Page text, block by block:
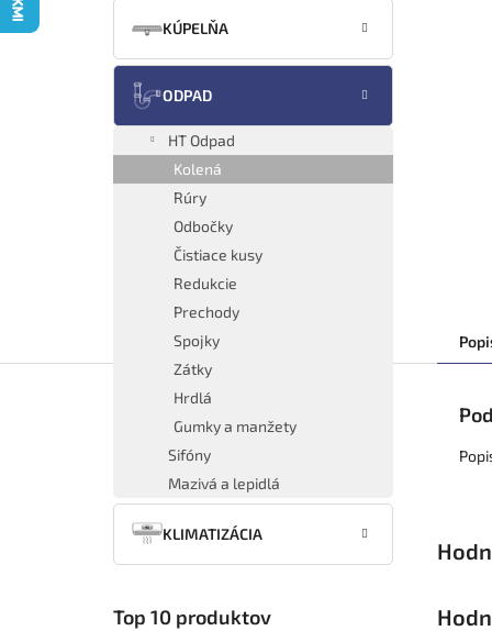
KÚPELŇA
ODPAD
HT Odpad
Kolená
Rúry
Odbočky
Čistiace kusy
Redukcie
Prechody
Spojky
Zátky
Hrdlá
Gumky a manžety
Sifóny
Mazivá a lepidlá
KLIMATIZÁCIA
Top 10 produktov